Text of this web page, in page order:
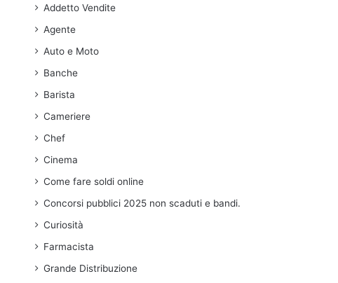
Addetto Vendite
Agente
Auto e Moto
Banche
Barista
Cameriere
Chef
Cinema
Come fare soldi online
Concorsi pubblici 2025 non scaduti e bandi.
Curiosità
Farmacista
Grande Distribuzione